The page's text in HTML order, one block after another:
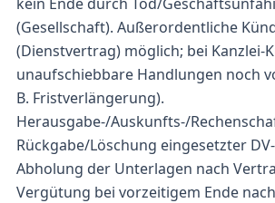
(Gesellschaft). Außerordentliche
(Dienstvertrag) möglich; bei Kanzlei-
unaufschiebbare Handlungen noch
B. Fristverlängerung).
Herausgabe-/Auskunfts-/
Rückgabe/Löschung eingesetzter
Abholung der Unterlagen nach
Vergütung bei vorzeitigem Ende